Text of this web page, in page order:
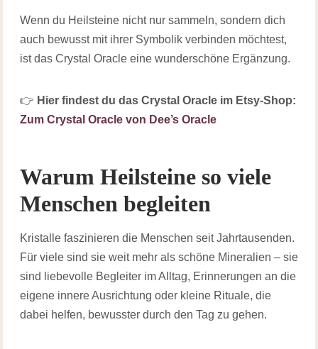
Wenn du Heilsteine nicht nur sammeln, sondern dich
auch bewusst mit ihrer Symbolik verbinden möchtest,
ist das Crystal Oracle eine wunderschöne Ergänzung.
👉 Hier findest du das Crystal Oracle im Etsy-Shop:
Zum Crystal Oracle von Dee’s Oracle
Warum Heilsteine so viele
Menschen begleiten
Kristalle faszinieren die Menschen seit Jahrtausenden.
Für viele sind sie weit mehr als schöne Mineralien – sie
sind liebevolle Begleiter im Alltag, Erinnerungen an die
eigene innere Ausrichtung oder kleine Rituale, die
dabei helfen, bewusster durch den Tag zu gehen.